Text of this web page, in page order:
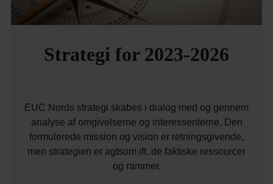
Strategi for 2023-2026
EUC Nords strategi skabes i dialog med og gennem
analyse af omgivelserne og interessenterne. Den
formulerede mission og vision er retningsgivende,
men strategien er agtsom ift. de faktiske ressourcer
og rammer.